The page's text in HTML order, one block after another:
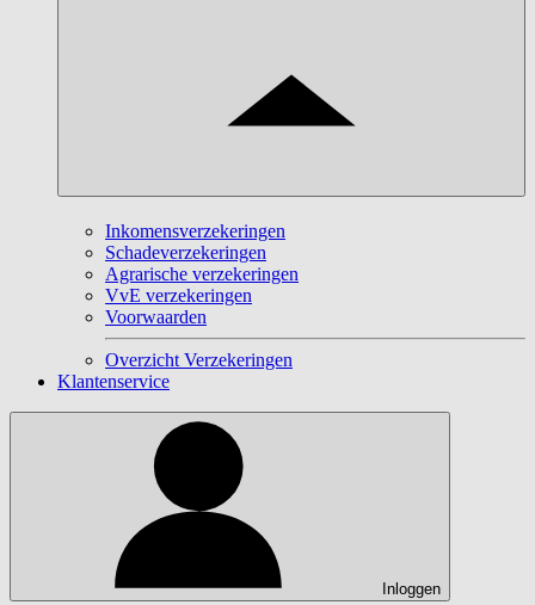
Inkomensverzekeringen
Schadeverzekeringen
Agrarische verzekeringen
VvE verzekeringen
Voorwaarden
Overzicht Verzekeringen
Klantenservice
Inloggen